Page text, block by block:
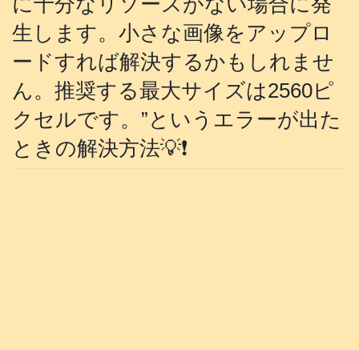
生します。小さな画像をアップロ
ードすれば解決するかもしれませ
ん。推奨する最大サイズは2560ピ
クセルです。”というエラーが出た
ときの解決方法💡❗️